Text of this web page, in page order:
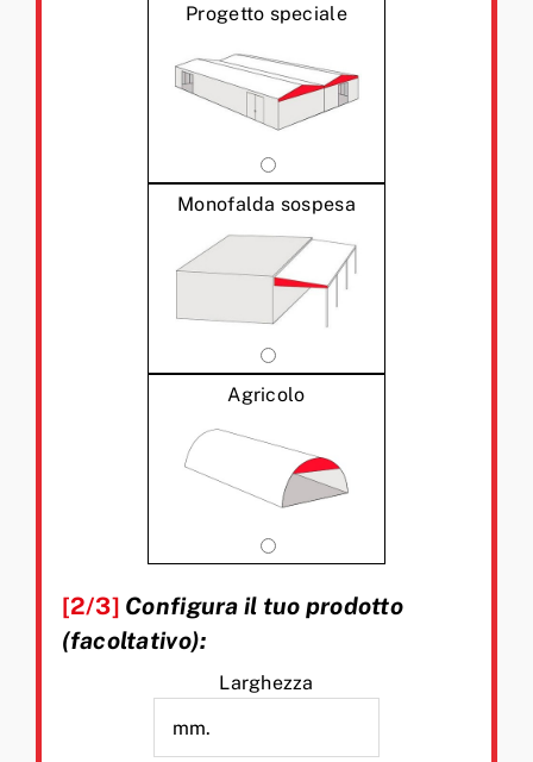
Progetto speciale
Monofalda sospesa
Agricolo
[2/3] Configura il tuo prodotto
(facoltativo):
Larghezza